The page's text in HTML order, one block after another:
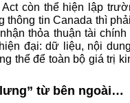
còn thể hiện lập
tin Canada thì
thỏa thuận tài
đại: dữ liệu, nội
thể để toàn bộ giá trị
từ bên ngoài…